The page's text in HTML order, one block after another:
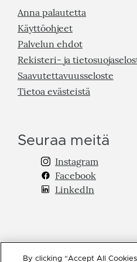
Anna palautetta
Käyttöohjeet
Palvelun ehdot
Rekisteri- ja
Saavutettavuusseloste
Tietoa evästeistä
Seuraa meitä
Instagram
Facebook
LinkedIn
By clicking “Accept All